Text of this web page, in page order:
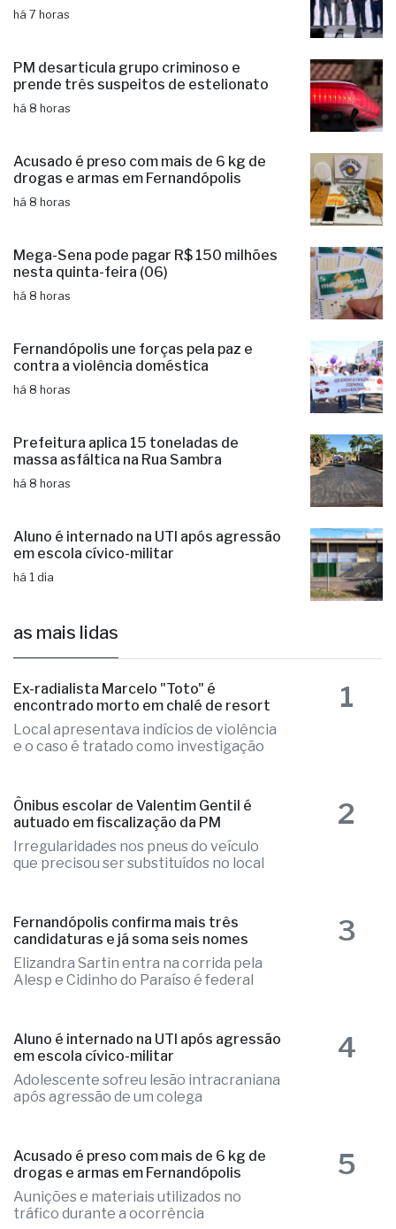
há 7 horas
PM desarticula grupo criminoso e
prende três suspeitos de estelionato
há 8 horas
Acusado é preso com mais de 6 kg de
drogas e armas em Fernandópolis
há 8 horas
Mega-Sena pode pagar R$ 150 milhões
nesta quinta-feira (06)
há 8 horas
Fernandópolis une forças pela paz e
contra a violência doméstica
há 8 horas
Prefeitura aplica 15 toneladas de
massa asfáltica na Rua Sambra
há 8 horas
Aluno é internado na UTI após agressão
em escola cívico-militar
há 1 dia
as mais lidas
Ex-radialista Marcelo "Toto" é
encontrado morto em chalé de resort
Local apresentava indícios de violência
e o caso é tratado como investigação
1
Ônibus escolar de Valentim Gentil é
autuado em fiscalização da PM
Irregularidades nos pneus do veículo
que precisou ser substituídos no local
2
Fernandópolis confirma mais três
candidaturas e já soma seis nomes
Elizandra Sartin entra na corrida pela
Alesp e Cidinho do Paraíso é federal
3
Aluno é internado na UTI após agressão
em escola cívico-militar
Adolescente sofreu lesão intracraniana
após agressão de um colega
4
Acusado é preso com mais de 6 kg de
drogas e armas em Fernandópolis
Aunições e materiais utilizados no
tráfico durante a ocorrência
5